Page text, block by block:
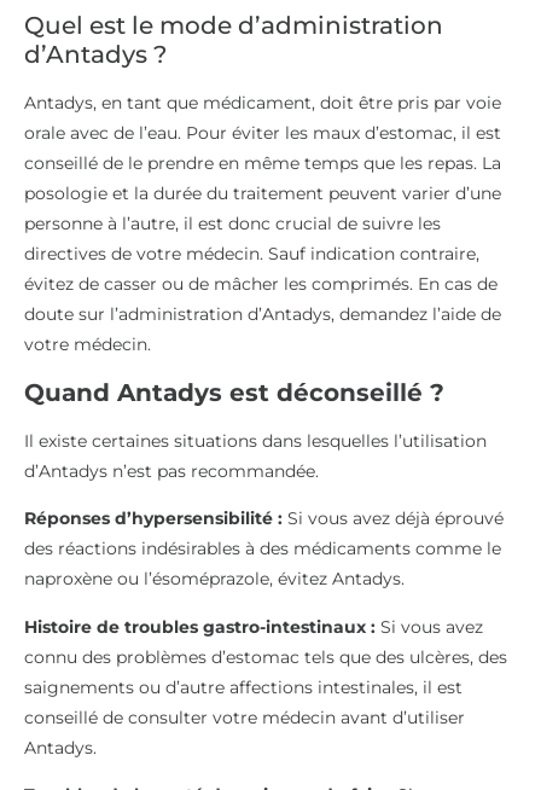
Quel est le mode d’administration
d’Antadys ?
Antadys, en tant que médicament, doit être pris par voie
orale avec de l’eau. Pour éviter les maux d’estomac, il est
conseillé de le prendre en même temps que les repas. La
posologie et la durée du traitement peuvent varier d’une
personne à l’autre, il est donc crucial de suivre les
directives de votre médecin. Sauf indication contraire,
évitez de casser ou de mâcher les comprimés. En cas de
doute sur l’administration d’Antadys, demandez l’aide de
votre médecin.
Quand Antadys est déconseillé ?
Il existe certaines situations dans lesquelles l’utilisation
d’Antadys n’est pas recommandée.
Réponses d’hypersensibilité : Si vous avez déjà éprouvé
des réactions indésirables à des médicaments comme le
naproxène ou l’ésoméprazole, évitez Antadys.
Histoire de troubles gastro-intestinaux : Si vous avez
connu des problèmes d’estomac tels que des ulcères, des
saignements ou d’autre affections intestinales, il est
conseillé de consulter votre médecin avant d’utiliser
Antadys.